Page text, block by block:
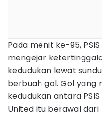
Pada menit ke-95,
mengejar
kedudukan lewat
berbuah gol. Gol yang
kedudukan antara
United itu berawal